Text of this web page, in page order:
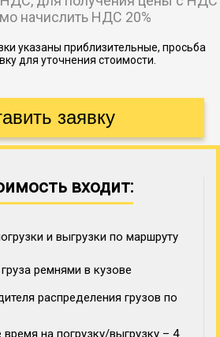
начислить НДС 20%
указаны приблизительные, просьба
для уточнения стоимости.
входит:
и выгрузки по маршруту
ремнями в кузове
распределения грузов по
на погрузку/выгрузку – 4